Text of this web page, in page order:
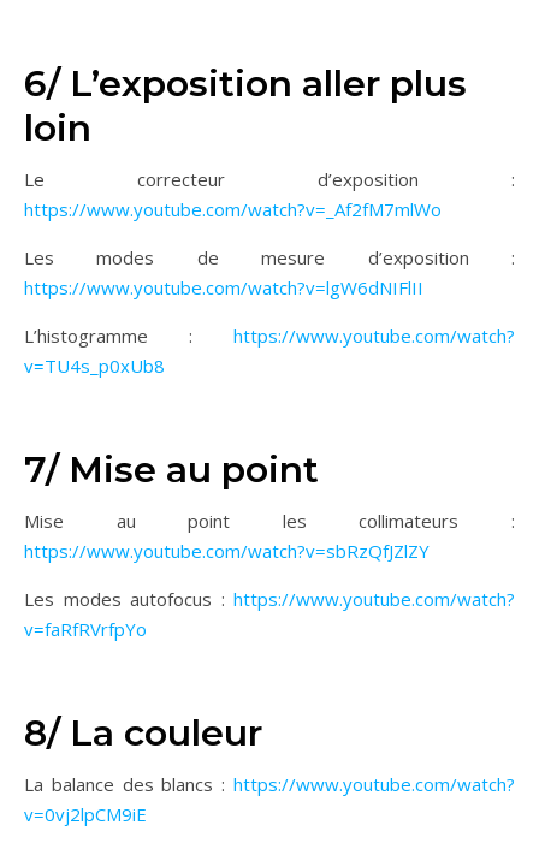
6/ L’exposition aller plus
loin
Le correcteur d’exposition :
https://www.youtube.com/watch?v=_Af2fM7mlWo
Les modes de mesure d’exposition :
https://www.youtube.com/watch?v=lgW6dNIFlII
L’histogramme : https://www.youtube.com/watch?
v=TU4s_p0xUb8
7/ Mise au point
Mise au point les collimateurs :
https://www.youtube.com/watch?v=sbRzQfJZlZY
Les modes autofocus : https://www.youtube.com/watch?
v=faRfRVrfpYo
8/ La couleur
La balance des blancs : https://www.youtube.com/watch?
v=0vj2lpCM9iE